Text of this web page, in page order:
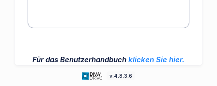
Für das Benutzerhandbuch klicken Sie hier.
v.4.8.3.6